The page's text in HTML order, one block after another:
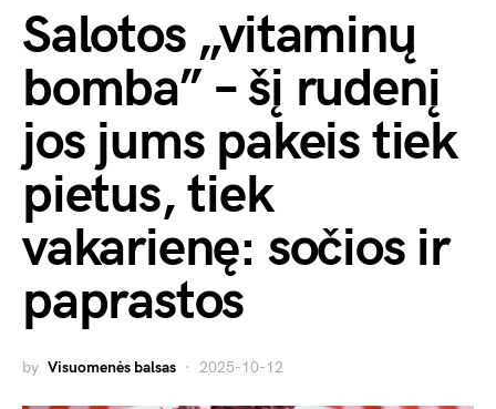
Salotos „vitaminų
bomba” – šį rudenį
jos jums pakeis tiek
pietus, tiek
vakarienę: sočios ir
paprastos
by Visuomenės balsas 2025-10-12